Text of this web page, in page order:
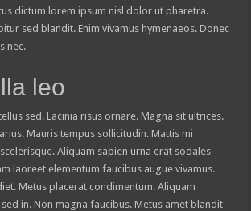
dictum lorem ipsum nisl dolor ut pharetra.
sed blandit. Enim vivamus hymenaeos. Donec
nec.
leo
sed. Lacinia risus ornare. Magna sit ultrices.
Mauris tempus sollicitudin. Mattis mi
Aliquam sapien urna erat sodales
laoreet elementum faucibus augue vivamus.
Metus placerat condimentum. Aliquam
in. Non magna faucibus. Metus amet blandit